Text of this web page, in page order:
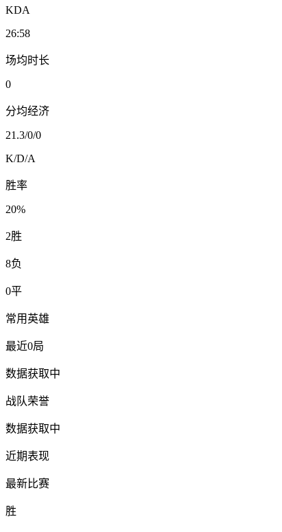
KDA
26:58
场均时长
0
分均经济
21.3/0/0
K/D/A
胜率
20%
2胜
8负
0平
常用英雄
最近0局
数据获取中
战队荣誉
数据获取中
近期表现
最新比赛
胜